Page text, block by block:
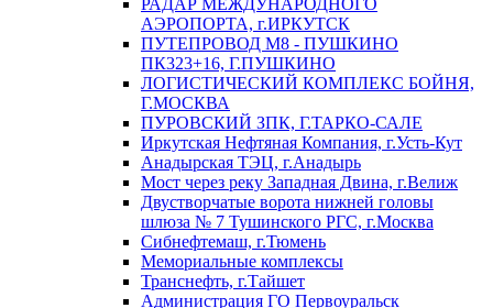
РАДАР МЕЖДУНАРОДНОГО
АЭРОПОРТА, г.ИРКУТСК
ПУТЕПРОВОД М8 - ПУШКИНО
ПК323+16, Г.ПУШКИНО
ЛОГИСТИЧЕСКИЙ КОМПЛЕКС БОЙНЯ,
Г.МОСКВА
ПУРОВСКИЙ ЗПК, Г.ТАРКО-САЛЕ
Иркутская Нефтяная Компания, г.Усть-Кут
Анадырская ТЭЦ, г.Анадырь
Мост через реку Западная Двина, г.Велиж
Двустворчатые ворота нижней головы
шлюза № 7 Тушинского РГС, г.Москва
Сибнефтемаш, г.Тюмень
Мемориальные комплексы
Транснефть, г.Тайшет
Администрация ГО Первоуральск